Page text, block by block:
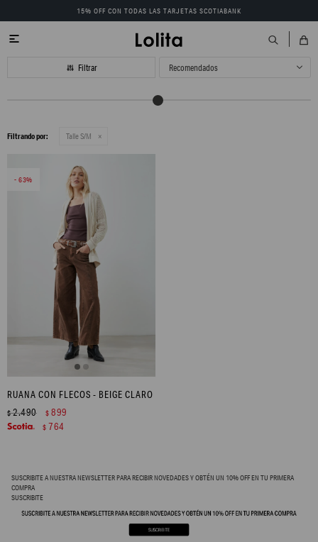
15% OFF CON TODAS LAS TARJETAS SCOTIABANK

Recomendados
Filtrando por: Talle S/M
63
RUANA CON FLECOS - BEIGE CLARO
$2.490 $ 899
$ 764
SUSCRIBITE A NUESTRA NEWSLETTER PARA RECIBIR NOVEDADES Y OBTÉN UN 10% OFF EN TU PRIMERA
COMPRA
SUSCRIBITE